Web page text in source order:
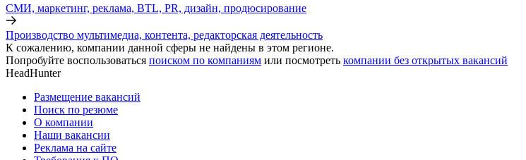
СМИ, маркетинг, реклама, BTL, PR, дизайн, продюсирование
Производство мультимедиа, контента, редакторская деятельность
К сожалению, компании данной сферы не найдены в этом регионе.
Попробуйте воспользоваться поиском по компаниям или посмотреть компании без открытых вакансий
HeadHunter
Размещение вакансий
Поиск по резюме
О компании
Наши вакансии
Реклама на сайте